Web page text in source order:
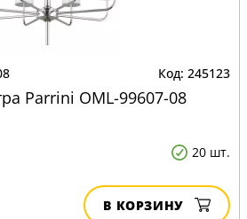
245123
Parrini OML-99607-08
20 шт.
В КОРЗИНУ